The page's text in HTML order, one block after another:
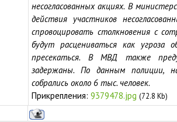
несогласованных акциях. В
действия участников
спровоцировать столкновения с
будут расцениваться как угроза
пресекаться. В МВД также
задержаны. По данным полиции,
собрались около 6 тыс. человек.
Прикрепления: 9379478.jpg (72.8 Kb)